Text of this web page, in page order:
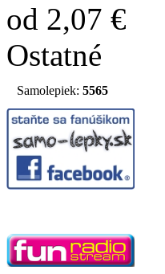
od 2,07 €
Ostatné
Samolepiek: 5565